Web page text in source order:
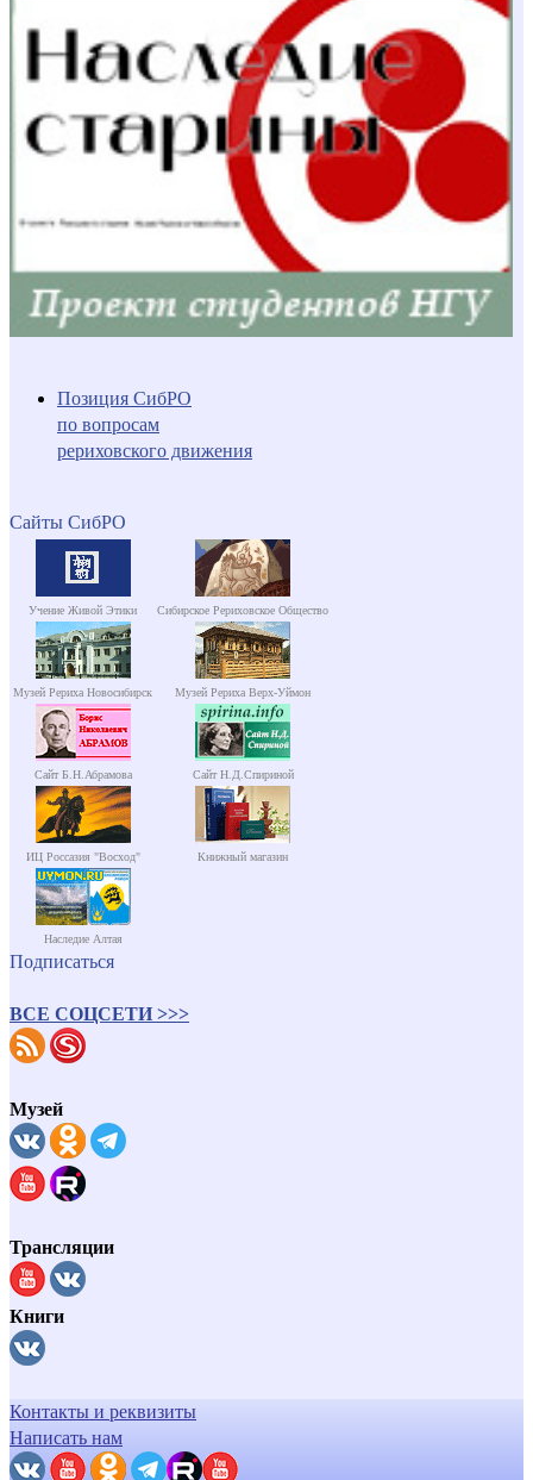
Позиция СибРО
по вопросам
рериховского движения
Сайты СибРО
Учение Живой Этики Сибирское Рериховское Общество
Музей Рериха Новосибирск Музей Рериха Верх-Уймон
Сайт Б.Н.Абрамова Сайт Н.Д.Спириной
ИЦ Россазия "Восход" Книжный магазин
Наследие Алтая
Подписаться
ВСЕ СОЦСЕТИ >>>
Музей
Трансляции
Книги
Контакты и реквизиты
Написать нам